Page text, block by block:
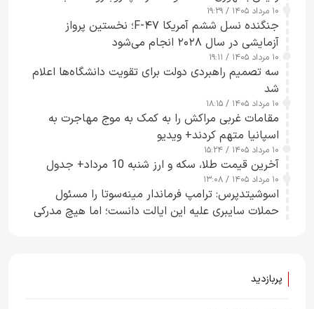
کسی که واقعاً دست به اقدام می‌زند
۱۰ مرداد ۱۴۰۵ / ۱۹:۲۹
جنگنده نسل ششم آمریکا F-۴۷؛ نخستین پرواز
آزمایشی در سال ۲۰۲۸ انجام می‌شود
۱۰ مرداد ۱۴۰۵ / ۱۹:۱۱
سه تصمیم راهبردی دولت برای تقویت دانشگاه‌ها اعلام
شد
۱۰ مرداد ۱۴۰۵ / ۱۸:۱۵
مقامات غربی مراکش را به کمک به موج مهاجرت به
اسپانیا متهم کردند+ ویدیو
۱۰ مرداد ۱۴۰۵ / ۱۵:۲۴
آخرین قیمت طلا، سکه و ارز شنبه 10 مرداد+ جدول
۱۰ مرداد ۱۴۰۵ / ۱۳:۰۸
اسوشیتدپرس: ترامپ فرماندار مینه‌سوتا را مسئول
حملات سایبری علیه این ایالت دانست؛ اما هیچ مدرکی
پربازدید